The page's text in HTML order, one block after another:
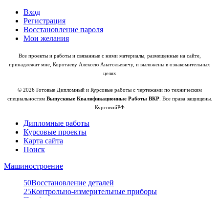
Вход
Регистрация
Восстановление пароля
Мои желания
Все проекты и работы и связанные с ними материалы, размещенные на сайте,
принадлежат мне, Коротаеву Алексею Анатольевичу, и выложены в ознакомительных
целях
© 2026 Готовые Дипломный и Курсовые работы с чертежами по техническим
специальностям Выпускные Квалификационные Работы ВКР. Все права защищены.
КурсовойРФ
Дипломные работы
Курсовые проекты
Карта сайта
Поиск
Машиностроение
50Восстановление деталей
25Контрольно-измерительные приборы